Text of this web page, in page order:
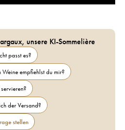
unsere KI-Sommelière
passt es?
empfiehlst du mir?
der Versand?
stellen